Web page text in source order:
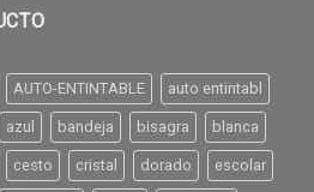
AUTO-ENTINTABLE auto entintabl
azul bandeja bisagra blanca
cesto cristal dorado escolar